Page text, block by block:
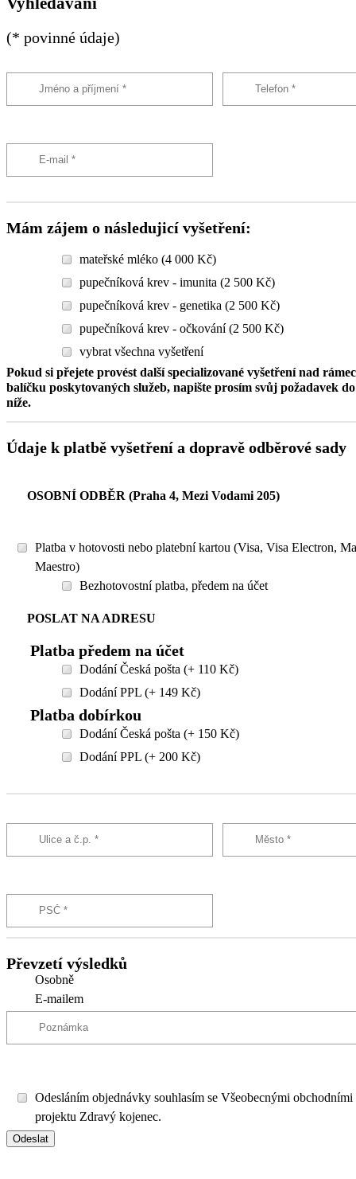
(* povinné údaje)
Mám zájem o následujicí vyšetření:
mateřské mléko (4 000 Kč)
pupečníková krev - imunita (2 500 Kč)
pupečníková krev - genetika (2 500 Kč)
pupečníková krev - očkování (2 500 Kč)
vybrat všechna vyšetření
Pokud si přejete provést další specializované vyšetření nad
balíčku poskytovaných služeb, napište prosím svůj požadavek
níže.
Údaje k platbě vyšetření a dopravě odběrové sady
OSOBNÍ ODBĚR (Praha 4, Mezi Vodami 205)
Platba v hotovosti nebo platební kartou (Visa, Visa Electron,
Maestro)
Bezhotovostní platba, předem na účet
POSLAT NA ADRESU
Platba předem na účet
Dodání Česká pošta (+ 110 Kč)
Dodání PPL (+ 149 Kč)
Platba dobírkou
Dodání Česká pošta (+ 150 Kč)
Dodání PPL (+ 200 Kč)
Převzetí výsledků
Osobně
E-mailem
Odesláním objednávky souhlasím se Všeobecnými
projektu Zdravý kojenec.